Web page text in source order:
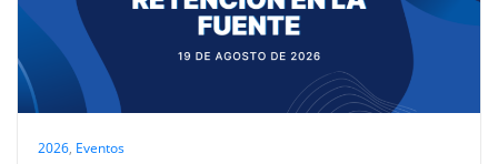
2026, Eventos